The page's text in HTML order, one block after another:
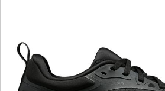
arrived.
leaving
the